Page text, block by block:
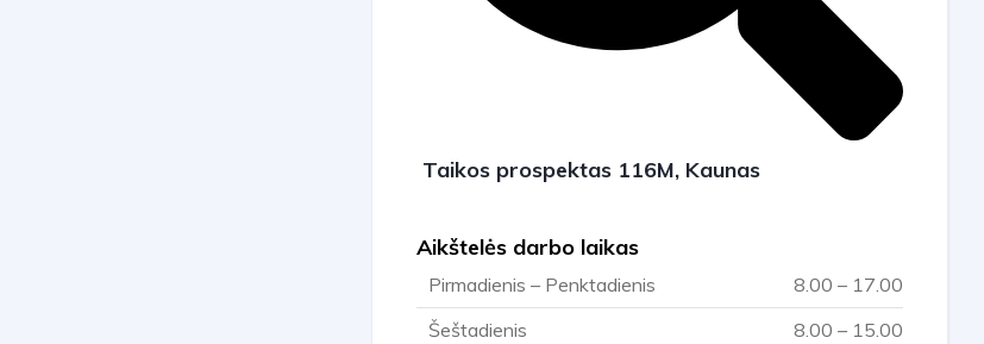
Taikos prospektas 116M, Kaunas
Aikštelės darbo laikas
Pirmadienis – Penktadienis
8.00 – 17.00
Šeštadienis
8.00 – 15.00